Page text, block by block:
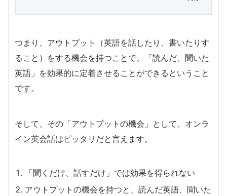
つまり、アウトプット（英語を話したり、書いたりす
ること）をする機会を持つことで、「読んだ、聞いた
英語」を効果的に定着させることができるということ
です。
そして、その「アウトプットの機会」として、オンラ
イン英会話はピッタリだと言えます。
「聞くだけ、話すだけ」では効果を得られない
アウトプットの機会を持つと、読んだ英語、聞いた